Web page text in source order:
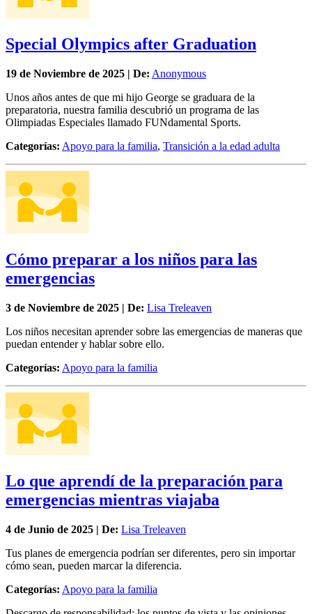
Special Olympics after Graduation
19 de Noviembre de 2025 | De: Anonymous
Unos años antes de que mi hijo George se graduara de la
preparatoria, nuestra familia descubrió un programa de las
Olimpiadas Especiales llamado FUNdamental Sports.
Categorías: Apoyo para la familia, Transición a la edad adulta
Cómo preparar a los niños para las
emergencias
3 de Noviembre de 2025 | De: Lisa Treleaven
Los niños necesitan aprender sobre las emergencias de maneras que
puedan entender y hablar sobre ello.
Categorías: Apoyo para la familia
Lo que aprendí de la preparación para
emergencias mientras viajaba
4 de Junio de 2025 | De: Lisa Treleaven
Tus planes de emergencia podrían ser diferentes, pero sin importar
cómo sean, pueden marcar la diferencia.
Categorías: Apoyo para la familia